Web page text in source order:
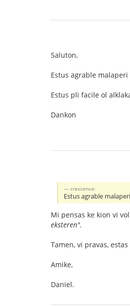
Saluton,
Estus agrable
Estus pli facile ol
Dankon
crescence:
Estus agrable
Mi pensas ke kion vi
eksteren".
Tamen, vi pravas,
Amike,
Daniel.